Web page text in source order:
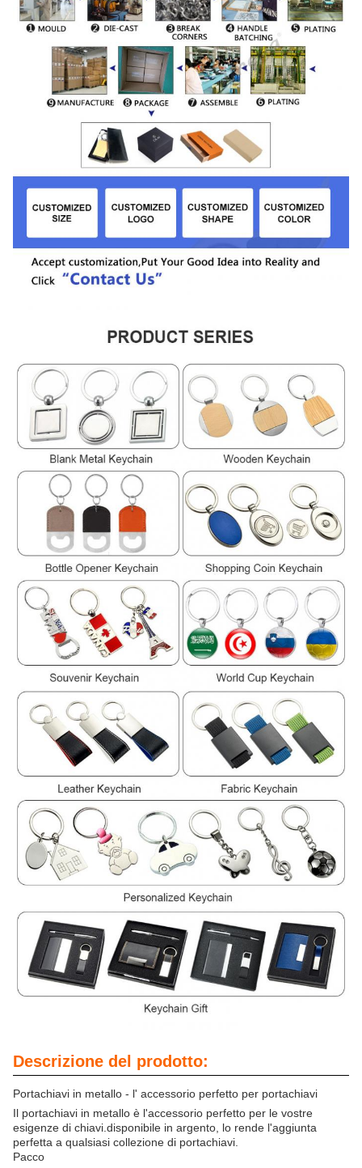
Descrizione del prodotto:
Portachiavi in metallo - l' accessorio perfetto per portachiavi
Il portachiavi in metallo è l'accessorio perfetto per le vostre
esigenze di chiavi.disponibile in argento, lo rende l'aggiunta
perfetta a qualsiasi collezione di portachiavi.
Pacco